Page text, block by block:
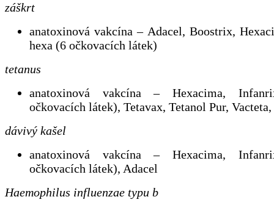
záškrt
anatoxinová vakcína – Adacel, Boostrix,
hexa (6 očkovacích látek)
tetanus
anatoxinová vakcína – Hexacima,
očkovacích látek), Tetavax, Tetanol Pur,
dávivý kašel
anatoxinová vakcína – Hexacima,
očkovacích látek), Adacel
Haemophilus influenzae typu b